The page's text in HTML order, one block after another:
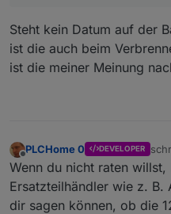
Steht kein Datum auf der
ist die auch beim
ist die meiner Meinung
Offline
PLCHome 0 DEVELOPER
Wenn du nicht raten willst,
Ersatzteilhändler wie z. B.
dir sagen können, ob die